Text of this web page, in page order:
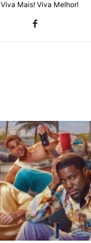
Viva Mais! Viva Melhor!